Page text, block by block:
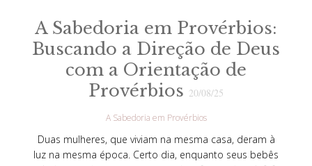
A Sabedoria em Provérbios:
Buscando a Direção de Deus
com a Orientação de
Provérbios 20/08/25
A Sabedoria em Provérbios
Duas mulheres, que viviam na mesma casa, deram à
luz na mesma época. Certo dia, enquanto seus bebês